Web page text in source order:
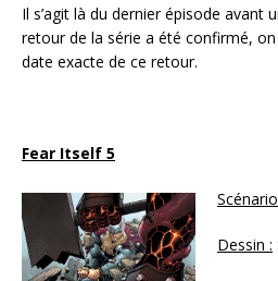
Il s’agit là du dernier épisode avant
retour de la série a été confirmé,
date exacte de ce retour.
Fear Itself 5
Dessin :